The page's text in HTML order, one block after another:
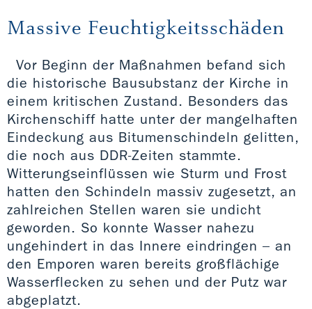
Massive Feuchtigkeitsschäden
Vor Beginn der Maßnahmen befand sich
die historische Bausubstanz der Kirche in
einem kritischen Zustand. Besonders das
Kirchenschiff hatte unter der mangelhaften
Eindeckung aus Bitumenschindeln gelitten,
die noch aus DDR-Zeiten stammte.
Witterungseinflüssen wie Sturm und Frost
hatten den Schindeln massiv zugesetzt, an
zahlreichen Stellen waren sie undicht
geworden. So konnte Wasser nahezu
ungehindert in das Innere eindringen – an
den Emporen waren bereits großflächige
Wasserflecken zu sehen und der Putz war
abgeplatzt.